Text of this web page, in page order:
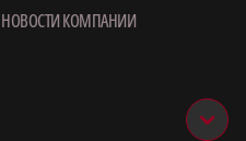
НОВОСТИ КОМПАНИИ